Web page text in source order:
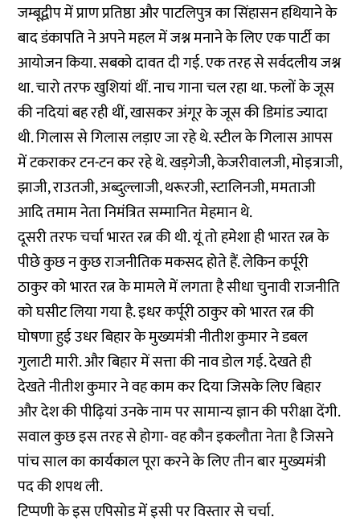
जम्बूद्वीप में प्राण प्रतिष्ठा और पाटलिपुत्र का सिंहासन हथियाने के
बाद डंकापति ने अपने महल में जश्न मनाने के लिए एक पार्टी का
आयोजन किया. सबको दावत दी गई. एक तरह से सर्वदलीय जश्न
था. चारो तरफ खुशियां थीं. नाच गाना चल रहा था. फलों के जूस
की नदियां बह रही थीं, खासकर अंगूर के जूस की डिमांड ज्यादा
थी. गिलास से गिलास लड़ाए जा रहे थे. स्टील के गिलास आपस
में टकराकर टन-टन कर रहे थे. खड़गेजी, केजरीवालजी, मोइत्राजी,
झाजी, राउतजी, अब्दुल्लाजी, थरूरजी, स्टालिनजी, ममताजी
आदि तमाम नेता निमंत्रित सम्मानित मेहमान थे.
दूसरी तरफ चर्चा भारत रत्न की थी. यूं तो हमेशा ही भारत रत्न के
पीछे कुछ न कुछ राजनीतिक मकसद होते हैं. लेकिन कर्पूरी
ठाकुर को भारत रत्न के मामले में लगता है सीधा चुनावी राजनीति
को घसीट लिया गया है. इधर कर्पूरी ठाकुर को भारत रत्न की
घोषणा हुई उधर बिहार के मुख्यमंत्री नीतीश कुमार ने डबल
गुलाटी मारी. और बिहार में सत्ता की नाव डोल गई. देखते ही
देखते नीतीश कुमार ने वह काम कर दिया जिसके लिए बिहार
और देश की पीढ़ियां उनके नाम पर सामान्य ज्ञान की परीक्षा देंगी.
सवाल कुछ इस तरह से होगा- वह कौन इकलौता नेता है जिसने
पांच साल का कार्यकाल पूरा करने के लिए तीन बार मुख्यमंत्री
पद की शपथ ली.
टिप्पणी के इस एपिसोड में इसी पर विस्तार से चर्चा.